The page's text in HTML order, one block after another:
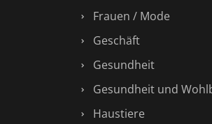
Frauen / Mode
Geschäft
Gesundheit
Gesundheit und
Haustiere